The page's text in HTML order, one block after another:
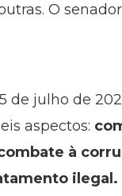
O
de julho de
aspectos:
à
ilegal.